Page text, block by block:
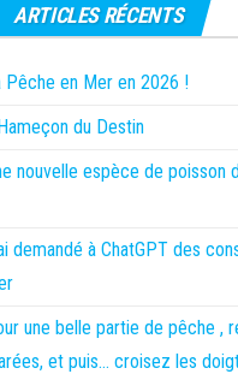
ARTICLES RÉCENTS
Pêche en Mer en 2026 !
du Destin
nouvelle espèce de poisson
demandé à ChatGPT des
une belle partie de pêche ,
et puis… croisez les